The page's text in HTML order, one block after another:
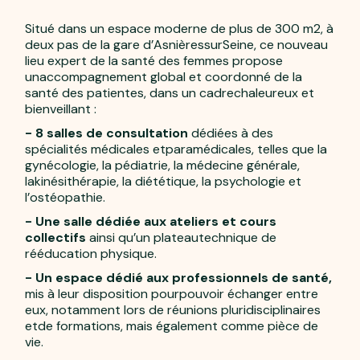
Situé dans un espace moderne de plus de 300 m2, à
deux pas de la gare d’Asnières­sur­Seine, ce nouveau
lieu expert de la santé des femmes propose
unaccompagnement global et coordonné de la
santé des patientes, dans un cadrechaleureux et
bienveillant :
- 8 salles de consultationdédiées à des
spécialités médicales etparamédicales, telles que la
gynécologie, la pédiatrie, la médecine générale,
lakinésithérapie, la diététique, la psychologie et
l’ostéopathie.
- Une salle dédiée aux ateliers et cours
collectifsainsi qu’un plateautechnique de
rééducation physique.
- Un espace dédié aux professionnels de santé,
mis à leur disposition pourpouvoir échanger entre
eux, notamment lors de réunions pluridisciplinaires
etde formations, mais également comme pièce de
vie.